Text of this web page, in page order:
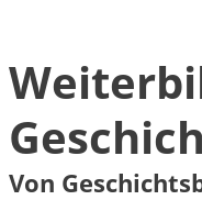
Von